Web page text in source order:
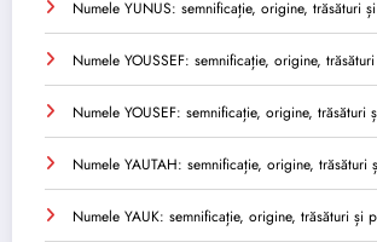
Numele YUNUS: semnificație, origine, trăsături
Numele YOUSSEF: semnificație, origine,
Numele YOUSEF: semnificație, origine, trăsături
Numele YAUTAH: semnificație, origine, trăsături
Numele YAUK: semnificație, origine, trăsături și